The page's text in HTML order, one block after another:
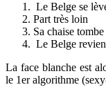
Le Belge se
Part très loin
Sa chaise tombe
Le Belge
La face blanche est
le 1er algorithme